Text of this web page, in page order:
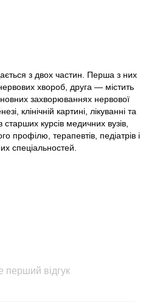
з двох частин. Перша з них
хвороб, друга — містить
захворюваннях нервової
клінічній картині, лікуванні та
старших курсів медичних вузів,
профілю, терапевтів, педіатрів і
спеціальностей.
перший відгук